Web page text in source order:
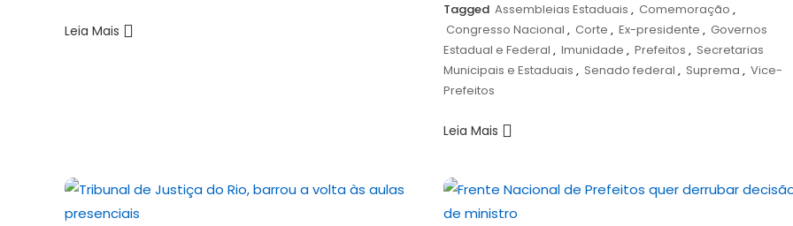
Leia Mais
Tagged Assembleias Estaduais , Comemoração ,
Congresso Nacional , Corte , Ex-presidente , Governos
Estadual e Federal , Imunidade , Prefeitos , Secretarias
Municipais e Estaduais , Senado federal , Suprema , Vice-
Prefeitos
Leia Mais